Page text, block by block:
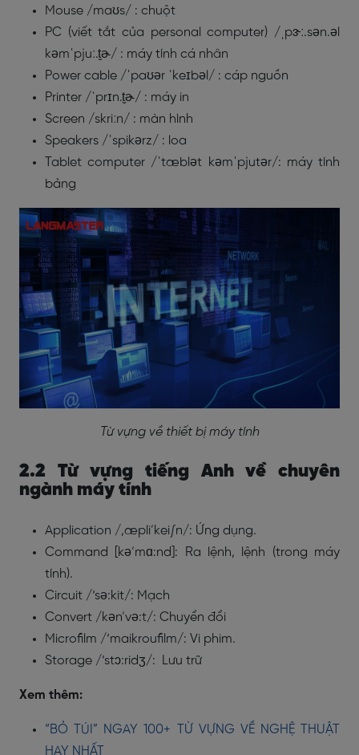
Mouse /maʊs/ : chuột
PC (viết tắt của personal computer) /ˌpɝː.sən.əl
kəmˈpjuː.t̬ɚ/ : máy tính cá nhân
Power cable /ˈpaʊər ˈkeɪbəl/ : cáp nguồn
Printer /ˈprɪn.t̬ɚ/ : máy in
Screen /skriːn/ : màn hình
Speakers /ˈspikərz/ : loa
Tablet computer /ˈtæblət kəmˈpjutər/: máy tính
bảng
Từ vựng về thiết bị máy tính
2.2 Từ vựng tiếng Anh về chuyên
ngành máy tính
Application /,æpli’kei∫n/: Ứng dụng.
Command [kə’mɑ:nd]: Ra lệnh, lệnh (trong máy
tính).
Circuit /‘sə:kit/: Mạch
Convert /kən’və:t/: Chuyển đổi
Microfilm /‘maikroufilm/: Vi phim.
Storage /‘stɔ:ridʒ/: Lưu trữ
Xem thêm:
“BỎ TÚI” NGAY 100+ TỪ VỰNG VỀ NGHỆ THUẬT
HAY NHẤT